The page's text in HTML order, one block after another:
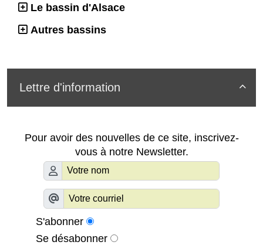
Le bassin d'Alsace
Autres bassins

Lettre d'information
Pour avoir des nouvelles de ce site, inscrivez-
vous à notre Newsletter.
S'abonner
Se désabonner